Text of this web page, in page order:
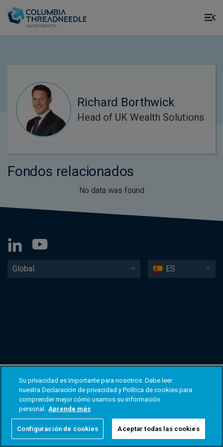
Richard Borthwick
Head of UK Wealth Solutions
Fondos relacionados
No data was found
Global ES
Su privacidad es importante para nosotros. Debe leer
nuestra Declaración de privacidad y Política de cookies para
comprender mejor cómo usamos su información
personal. Aprende más
Configuración de cookies Aceptar todas las cookies